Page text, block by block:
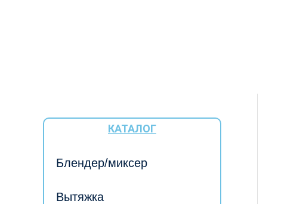
КАТАЛОГ
Блендер/миксер
Вытяжка